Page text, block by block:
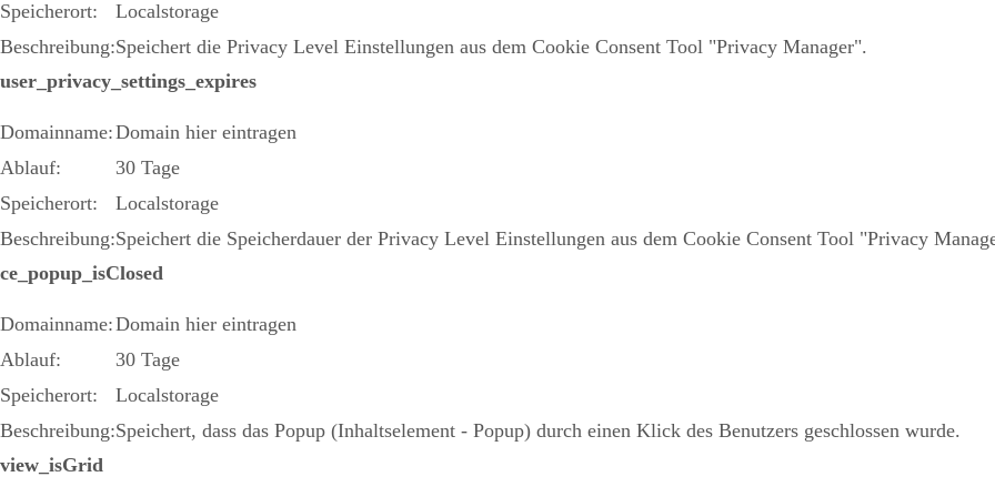
Speicherort:
Localstorage
Beschreibung:Speichert die Privacy Level Einstellungen aus dem Cookie Consent Tool "Privacy Manager".
user_privacy_settings_expires
Domainname:Domain hier eintragen
Ablauf:
30 Tage
Speicherort:
Localstorage
Beschreibung:Speichert die Speicherdauer der Privacy Level Einstellungen aus dem Cookie Consent Tool "Privacy
ce_popup_isClosed
Domainname:Domain hier eintragen
Ablauf:
30 Tage
Speicherort:
Localstorage
Beschreibung:Speichert, dass das Popup (Inhaltselement - Popup) durch einen Klick des Benutzers geschlossen wurde.
view_isGrid